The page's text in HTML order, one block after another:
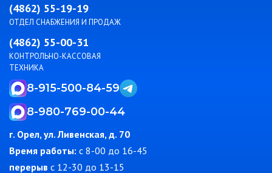
(4862) 55-19-19
ОТДЕЛ СНАБЖЕНИЯ И ПРОДАЖ
(4862) 55-00-31
КОНТРОЛЬНО-КАССОВАЯ
ТЕХНИКА
8-915-500-84-59
8-980-769-00-44
г. Орел, ул. Ливенская, д. 70
Время работы: c 8-00 до 16-45
перерыв с 12-30 до 13-15